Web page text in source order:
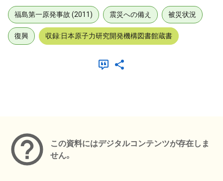
福島第一原発事故 (2011) 震災への備え 被災状況
復興 収録:日本原子力研究開発機構図書館蔵書
この資料にはデジタルコンテンツが存在しま
せん。